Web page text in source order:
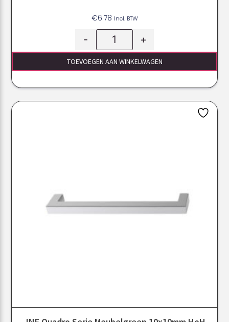
€6.78 Incl. BTW
- +
TOEVOEGEN AAN WINKELWAGEN